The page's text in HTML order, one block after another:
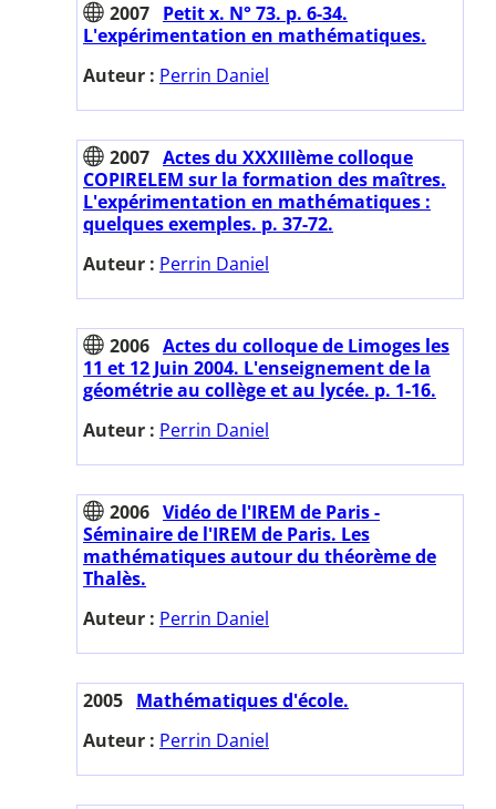
2007 Petit x. N° 73. p. 6-34.
L'expérimentation en mathématiques.
Auteur : Perrin Daniel
2007 Actes du XXXIIIème colloque
COPIRELEM sur la formation des maîtres.
L'expérimentation en mathématiques :
quelques exemples. p. 37-72.
Auteur : Perrin Daniel
2006 Actes du colloque de Limoges les
11 et 12 Juin 2004. L'enseignement de la
géométrie au collège et au lycée. p. 1-16.
Auteur : Perrin Daniel
2006 Vidéo de l'IREM de Paris -
Séminaire de l'IREM de Paris. Les
mathématiques autour du théorème de
Thalès.
Auteur : Perrin Daniel
2005 Mathématiques d'école.
Auteur : Perrin Daniel